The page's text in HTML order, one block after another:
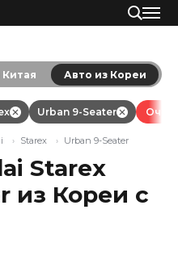
Китая Авто из Кореи
Urban 9-Seater
Starex Urban 9-Seater
Starex
из Кореи с